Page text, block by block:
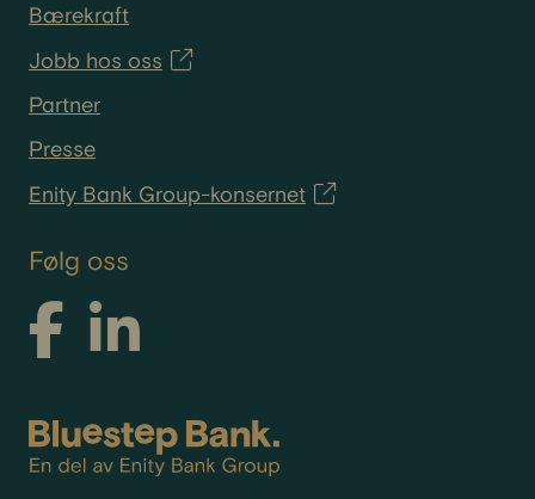
Bærekraft
Jobb hos oss
Partner
Presse
Enity Bank Group-konsernet
Følg oss